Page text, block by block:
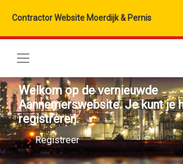
Contractor Website Moerdijk & Pernis
Welkom op de vernieuwde
Aannemerswebsite. Je kunt je
registreren.
Registreer